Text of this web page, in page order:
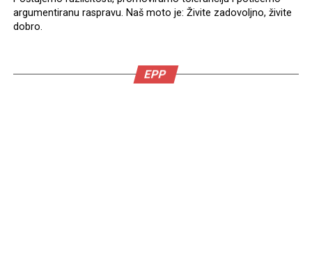
argumentiranu raspravu. Naš moto je: Živite zadovoljno, živite
dobro.
EPP